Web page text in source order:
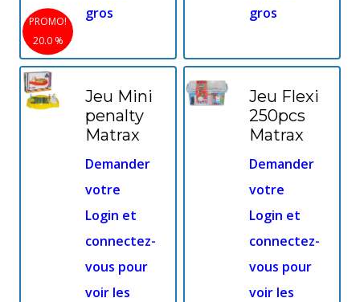
PROMO!
20.0 %
gros
gros
Jeu Mini
penalty
Matrax
Demander
votre
Login et
connectez-
vous pour
voir les
Jeu Flexi
250pcs
Matrax
Demander
votre
Login et
connectez-
vous pour
voir les